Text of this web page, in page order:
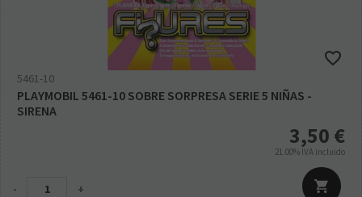
5461-10
PLAYMOBIL 5461-10 SOBRE SORPRESA SERIE 5 NIÑAS -
SIRENA
3,50 €
21.00% IVA incluido
- +